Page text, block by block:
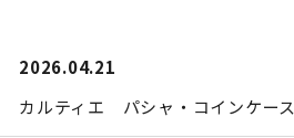
2026.04.21
カルティエ パシャ・コインケース